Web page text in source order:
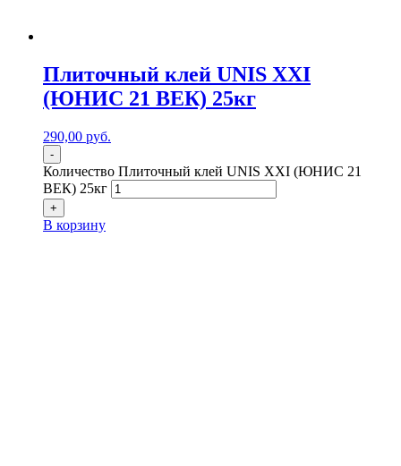
Плиточный клей UNIS XXI
(ЮНИС 21 ВЕК) 25кг
290,00 руб.
-
Количество Плиточный клей UNIS XXI (ЮНИС 21
ВЕК) 25кг
+
В корзину